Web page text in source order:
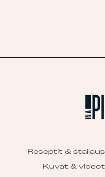
Reseptit & stailaus
Kuvat & videot